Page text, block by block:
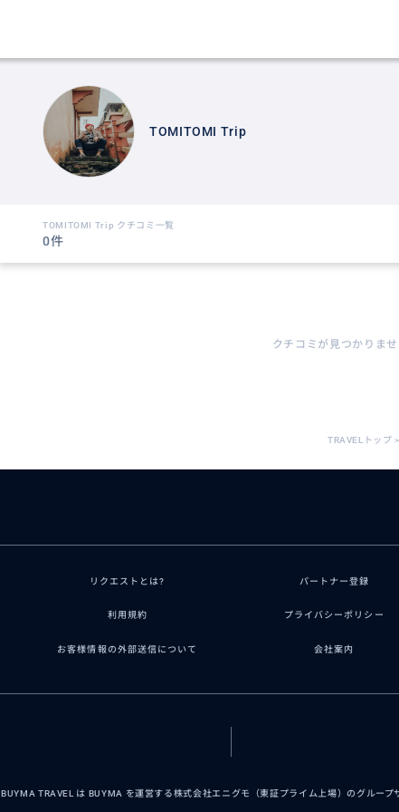
TOMITOMI Trip
TOMITOMI Trip クチコミ一覧
0件
クチコミが見つかりませ
TRAVELトップ >
リクエストとは? パートナー登録
利用規約 プライバシーポリシー
お客様情報の外部送信について 会社案内
BUYMA TRAVEL は BUYMA を運営する株式会社エニグモ（東証プライム上場）のグループ